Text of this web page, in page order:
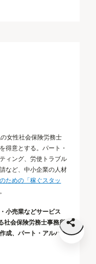
女性社会保険労務士
得意とする。パート・
ィング、労使トラブル
など、中小企業の人材
のための「稼ぐスタッ
小売業などサービス
社会保険労務士事務所
成、パート・アルバ